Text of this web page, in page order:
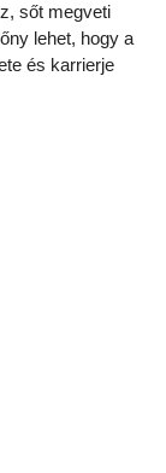
sőt megveti
lehet, hogy a
és karrierje